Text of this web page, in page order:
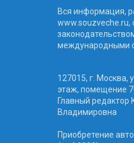
Вся информация,
www.souzveche.ru,
международными
127015, г. Москва,
этаж, помещение
Главный редактор
Владимировна
Приобретение